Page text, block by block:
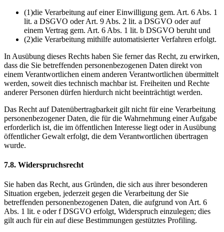
(1)die Verarbeitung auf einer Einwilligung gem. Art. 6 Abs. 1
lit. a DSGVO oder Art. 9 Abs. 2 lit. a DSGVO oder auf
einem Vertrag gem. Art. 6 Abs. 1 lit. b DSGVO beruht und
(2)die Verarbeitung mithilfe automatisierter Verfahren erfolgt.
In Ausübung dieses Rechts haben Sie ferner das Recht, zu erwirken,
dass die Sie betreffenden personenbezogenen Daten direkt von
einem Verantwortlichen einem anderen Verantwortlichen übermittelt
werden, soweit dies technisch machbar ist. Freiheiten und Rechte
anderer Personen dürfen hierdurch nicht beeinträchtigt werden.
Das Recht auf Datenübertragbarkeit gilt nicht für eine Verarbeitung
personenbezogener Daten, die für die Wahrnehmung einer Aufgabe
erforderlich ist, die im öffentlichen Interesse liegt oder in Ausübung
öffentlicher Gewalt erfolgt, die dem Verantwortlichen übertragen
wurde.
7.8. Widerspruchsrecht
Sie haben das Recht, aus Gründen, die sich aus ihrer besonderen
Situation ergeben, jederzeit gegen die Verarbeitung der Sie
betreffenden personenbezogenen Daten, die aufgrund von Art. 6
Abs. 1 lit. e oder f DSGVO erfolgt, Widerspruch einzulegen; dies
gilt auch für ein auf diese Bestimmungen gestütztes Profiling.